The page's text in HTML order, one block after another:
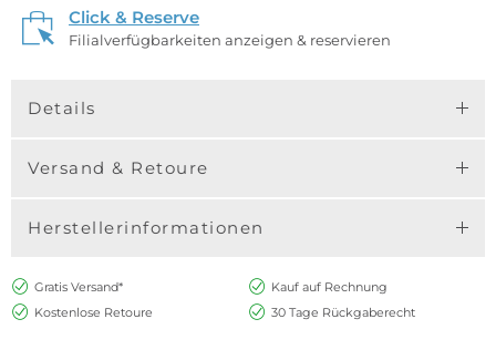
Click & Reserve
Filialverfügbarkeiten anzeigen & reservieren
Details
Versand & Retoure
Herstellerinformationen
Gratis Versand*
Kauf auf Rechnung
Kostenlose Retoure
30 Tage Rückgaberecht